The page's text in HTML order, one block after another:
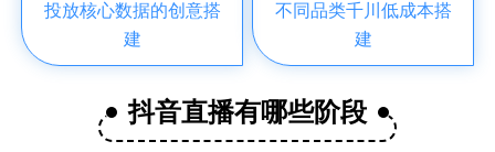
投放核心数据的创意搭
建
不同品类千川低成本搭
建
抖音直播有哪些阶段